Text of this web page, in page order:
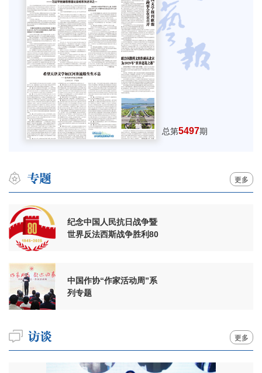
总第5497期
更多
纪念中国人民抗日战争暨
世界反法西斯战争胜利80
中国作协“作家活动周”系
列专题
更多